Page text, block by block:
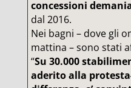
concessioni
dal 2016.
Nei bagni – dove gli
mattina – sono stati
“Su 30.000
aderito alla